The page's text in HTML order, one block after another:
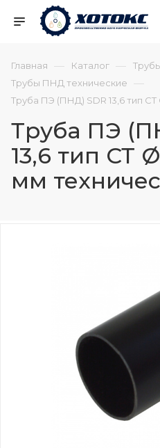
Главная — Каталог —
Трубы ПНД технические —
Труба ПЭ (ПНД) SDR 13,6 тип СТ
Труба ПЭ
13,6 тип СТ Ø
мм